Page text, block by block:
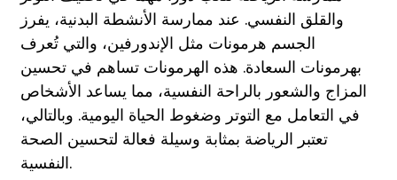
والقلق النفسي. عند ممارسة الأنشطة البدنية، يفرز
الجسم هرمونات مثل الإندورفين، والتي تُعرف
بهرمونات السعادة. هذه الهرمونات تساهم في تحسين
المزاج والشعور بالراحة النفسية، مما يساعد الأشخاص
في التعامل مع التوتر وضغوط الحياة اليومية. وبالتالي،
تعتبر الرياضة بمثابة وسيلة فعالة لتحسين الصحة
النفسية.